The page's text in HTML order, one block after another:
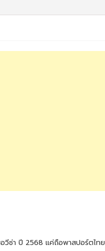
วีซ่า ปี 2568 แค่ถือพาสปอร์ตไทย